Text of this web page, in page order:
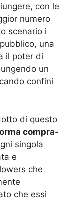
con le
numero
scenario i
una
il poter di
un
confini
di questo
compra-
singola
e
che
che essi